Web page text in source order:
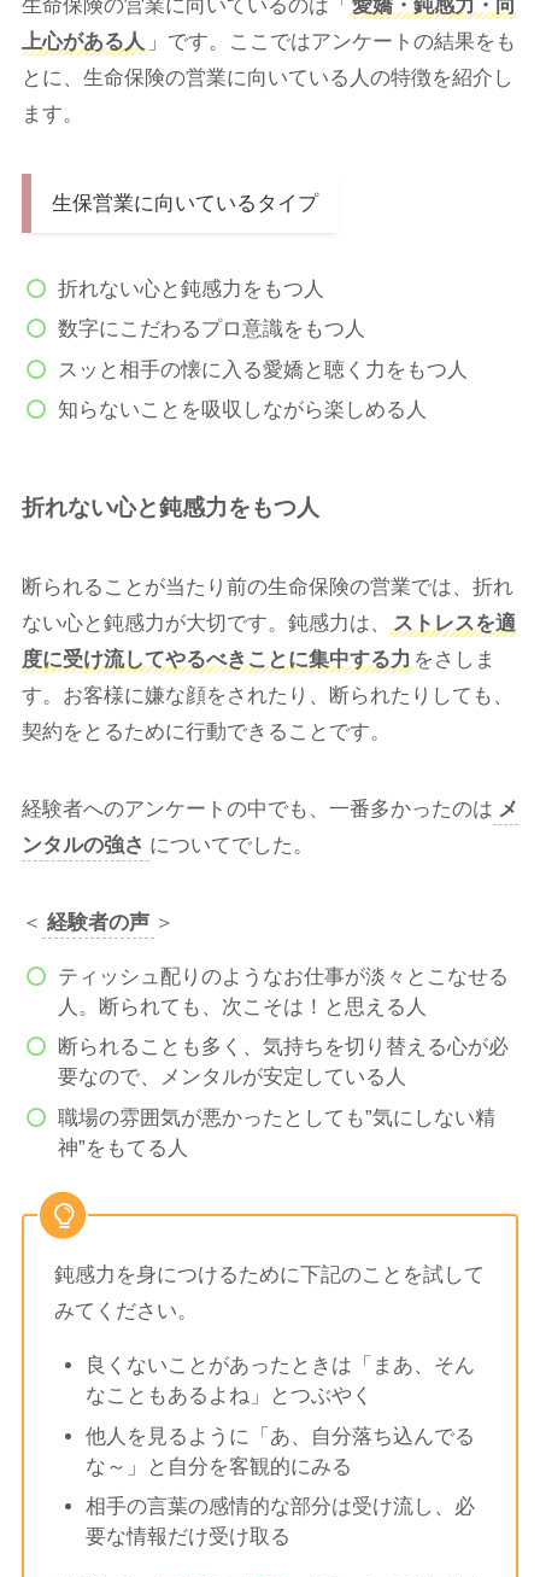
生命保険の営業に向いているのは「 愛嬌・鈍感力・向
上心がある人 」です。ここではアンケートの結果をも
とに、生命保険の営業に向いている人の特徴を紹介し
ます。
生保営業に向いているタイプ
折れない心と鈍感力をもつ人
数字にこだわるプロ意識をもつ人
スッと相手の懐に入る愛嬌と聴く力をもつ人
知らないことを吸収しながら楽しめる人
折れない心と鈍感力をもつ人
断られることが当たり前の生命保険の営業では、折れ
ない心と鈍感力が大切です。鈍感力は、
ストレスを適
度に受け流してやるべきことに集中する力 をさしま
す。お客様に嫌な顔をされたり、断られたりしても、
契約をとるために行動できることです。
経験者へのアンケートの中でも、一番多かったのは メ
ンタルの強さ についてでした。
＜ 経験者の声 ＞
ティッシュ配りのようなお仕事が淡々とこなせる
人。断られても、次こそは！と思える人
断られることも多く、気持ちを切り替える心が必
要なので、メンタルが安定している人
職場の雰囲気が悪かったとしても”気にしない精
神”をもてる人
鈍感力を身につけるために下記のことを試して
みてください。
良くないことがあったときは「まあ、そん
なこともあるよね」とつぶやく
他人を見るように「あ、自分落ち込んでる
な～」と自分を客観的にみる
相手の言葉の感情的な部分は受け流し、必
要な情報だけ受け取る